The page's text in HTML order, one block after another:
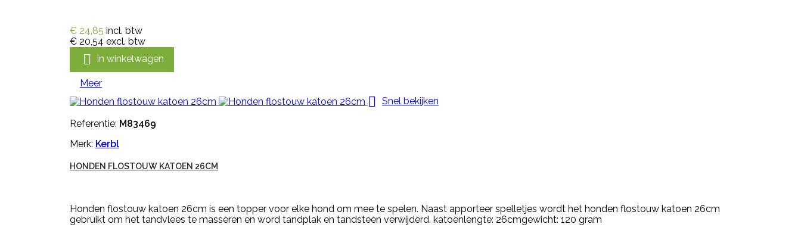
€ 24,85 incl. btw
€ 20,54 excl. btw
 In winkelwagen
Meer
 Snel bekijken
Referentie: M83469
Merk: Kerbl
HONDEN FLOSTOUW KATOEN 26CM
Honden flostouw katoen 26cm is een topper voor elke hond om mee te spelen. Naast apporteer spelletjes wordt het honden flostouw katoen 26cm
gebruikt om het tandvlees te masseren en word tandplak en tandsteen verwijderd. katoenlengte: 26cmgewicht: 120 gram